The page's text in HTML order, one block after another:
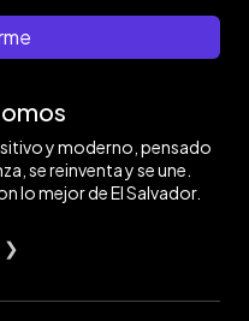
y moderno, pensado
se reinventa y se une.
lo mejor de El Salvador.
❯